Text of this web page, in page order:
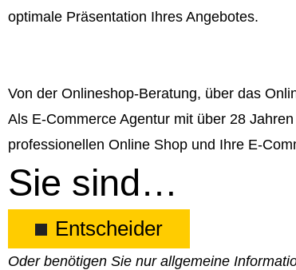
optimale Präsentation Ihres Angebotes.
Von der Onlineshop-Beratung, über das
Als E-Commerce Agentur mit über 28
professionellen Online Shop und Ihre E-
Sie sind…
Entscheider
Oder benötigen Sie nur allgemeine